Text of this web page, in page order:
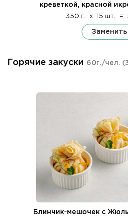
креветкой, красной
350 г. x 15 шт. =
Заменить
Горячие закуски 60г./чел.
Блинчик-мешочек с